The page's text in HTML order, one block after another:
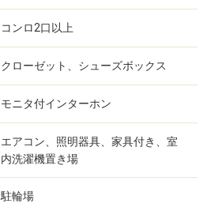
コンロ2口以上
クローゼット、シューズボックス
モニタ付インターホン
エアコン、照明器具、家具付き、室
内洗濯機置き場
駐輪場